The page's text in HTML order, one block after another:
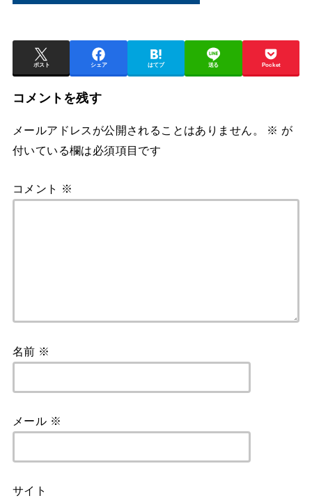
ポスト シェア はてブ 送る Pocket
コメントを残す
メールアドレスが公開されることはありません。 ※ が
付いている欄は必須項目です
コメント ※
名前 ※
メール ※
サイト